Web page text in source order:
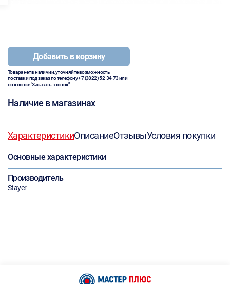
Добавить в корзину
Товара нет в наличии, уточняйте возможность
поставки под заказ по телефону+7 (3822) 52-34-73или
по кнопке "Заказать звонок"
Наличие в магазинах
ХарактеристикиОписаниеОтзывыУсловия покупки
Основные характеристики
Производитель
Stayer